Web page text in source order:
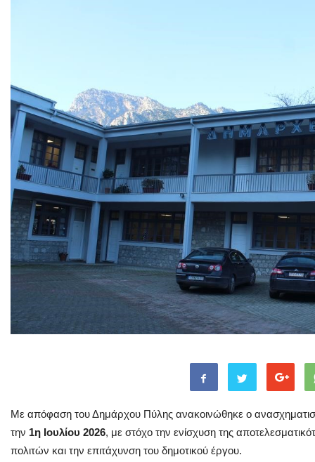
Με απόφαση του Δημάρχου Πύλης ανακοινώθηκε ο
την 1η Ιουλίου 2026, με στόχο την ενίσχυση της
πολιτών και την επιτάχυνση του δημοτικού έργου.